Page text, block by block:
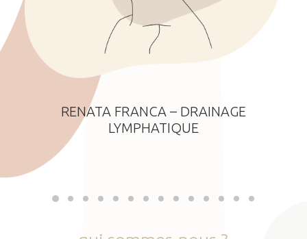
RENATA FRANCA – DRAINAGE
LYMPHATIQUE